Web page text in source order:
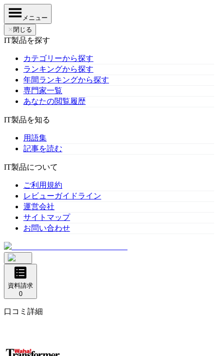
メニュー
✕ 閉じる
IT製品を探す
カテゴリーから探す
ランキングから探す
年間ランキングから探す
専門家一覧
あなたの閲覧履歴
IT製品を知る
用語集
記事を読む
IT製品について
ご利用規約
レビューガイドライン
運営会社
サイトマップ
お問い合わせ
資料請求
0
口コミ詳細